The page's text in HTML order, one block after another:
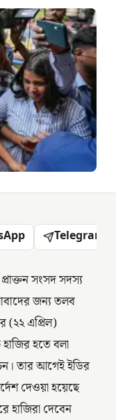
Telegram
সংসদ সদস্য
জন্য তলব
(২২ এপ্রিল)
হতে বলা
তার আগেই ইডির
দেওয়া হয়েছে
হাজিরা দেবেন